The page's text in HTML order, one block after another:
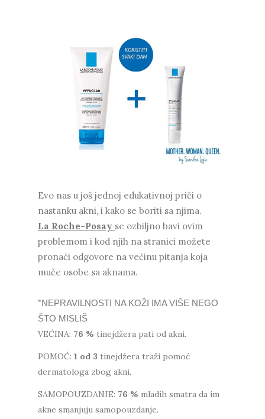
Evo nas u još jednoj edukativnoj priči o
nastanku akni, i kako se boriti sa njima.
La Roche-Posay se ozbiljno bavi ovim
problemom i kod njih na stranici možete
pronaći odgovore na većinu pitanja koja
muče osobe sa aknama.
"NEPRAVILNOSTI NA KOŽI IMA VIŠE NEGO
ŠTO MISLIŠ
VEĆINA: 76 % tinejdžera pati od akni.
POMOĆ: 1 od 3 tinejdžera traži pomoć
dermatologa zbog akni.
SAMOPOUZDANJE: 76 % mladih smatra da im
akne smanjuju samopouzdanje.